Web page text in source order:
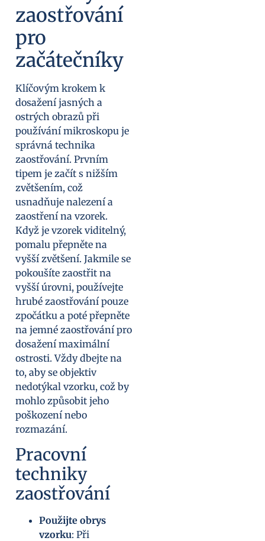
zaostřování
pro
začátečníky
Klíčovým krokem k
dosažení jasných a
ostrých obrazů při
používání mikroskopu je
správná technika
zaostřování. Prvním
tipem je začít s nižším
zvětšením, což
usnadňuje nalezení a
zaostření na vzorek.
Když je vzorek viditelný,
pomalu přepněte na
vyšší zvětšení. Jakmile se
pokoušíte zaostřit na
vyšší úrovni, používejte
hrubé zaostřování pouze
zpočátku a poté přepněte
na jemné zaostřování pro
dosažení maximální
ostrosti. Vždy dbejte na
to, aby se objektiv
nedotýkal vzorku, což by
mohlo způsobit jeho
poškození nebo
rozmazání.
Pracovní
techniky
zaostřování
Použijte obrys
vzorku: Při